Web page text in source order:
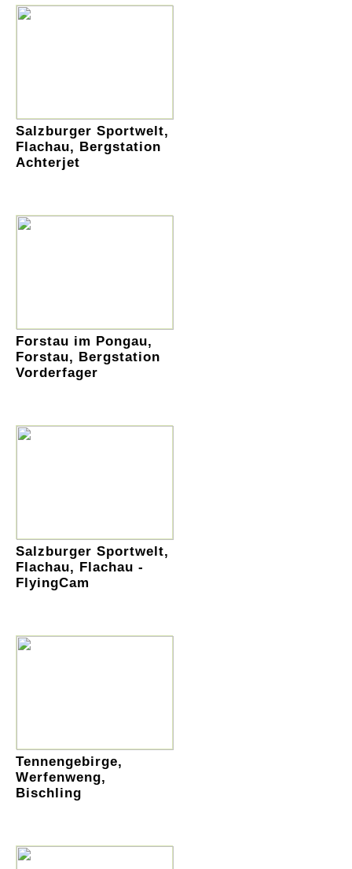
Salzburger Sportwelt,
Flachau, Bergstation
Achterjet
Forstau im Pongau,
Forstau, Bergstation
Vorderfager
Salzburger Sportwelt,
Flachau, Flachau -
FlyingCam
Tennengebirge,
Werfenweng,
Bischling